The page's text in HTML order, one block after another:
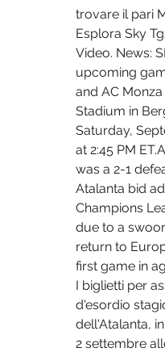
trovare il pari
Esplora Sky
Video. News:
upcoming
and AC
Stadium in
Saturday,
at 2:45 PM
was a 2-1
Atalanta bid
Champions
due to a
return to
first game in
I biglietti per
d'esordio
dell'Atalanta,
2 settembre